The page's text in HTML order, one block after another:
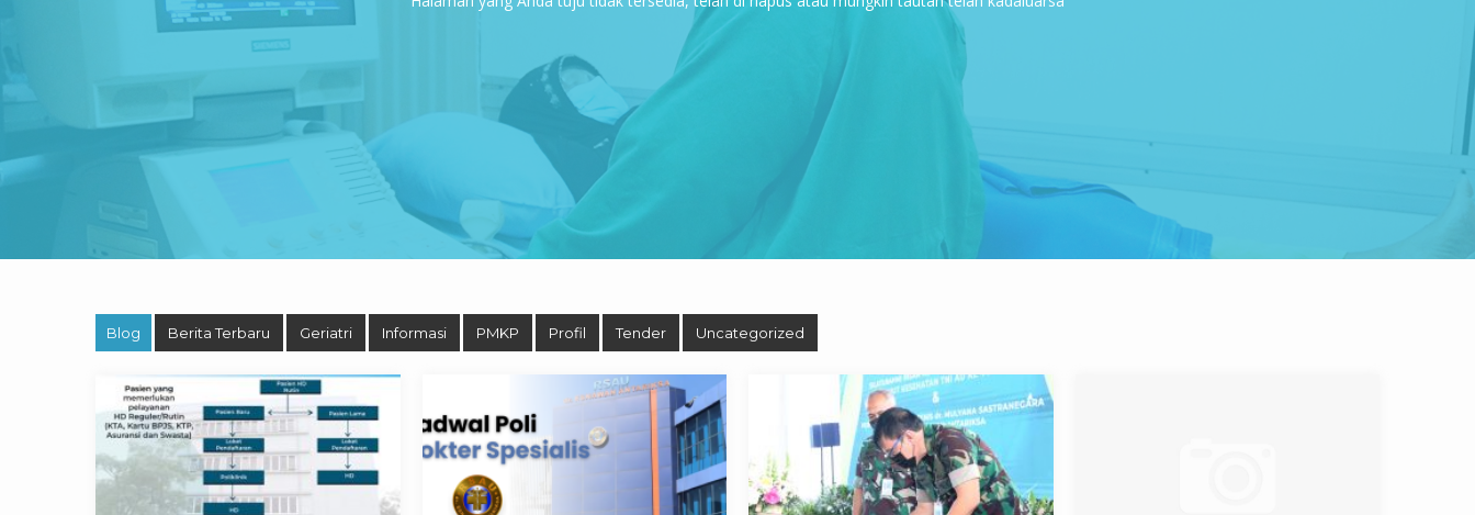
Blog Berita Terbaru Geriatri Informasi PMKP Profil Tender Uncategorized